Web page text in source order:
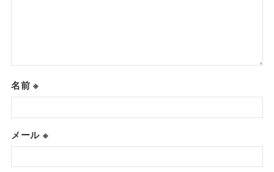
名前※
メール ※